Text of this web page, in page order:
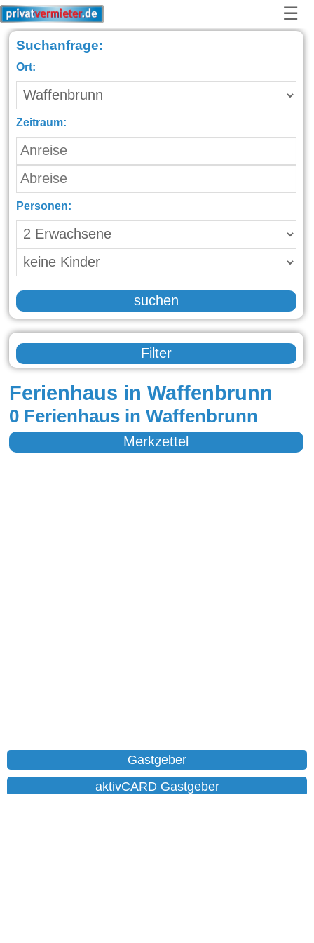
☰
Suchanfrage:
Ort:
Zeitraum:
Personen:
suchen
Filter
Ferienhaus in Waffenbrunn
0 Ferienhaus in Waffenbrunn
Merkzettel
Gastgeber
aktivCARD Gastgeber